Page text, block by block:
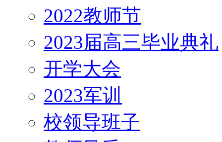
2022教师节
2023届高三毕业典礼
开学大会
2023军训
校领导班子